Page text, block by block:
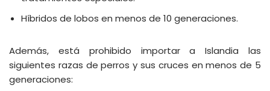
Híbridos de lobos en menos de 10 generaciones.
Además, está prohibido importar a Islandia las
siguientes razas de perros y sus cruces en menos de 5
generaciones: